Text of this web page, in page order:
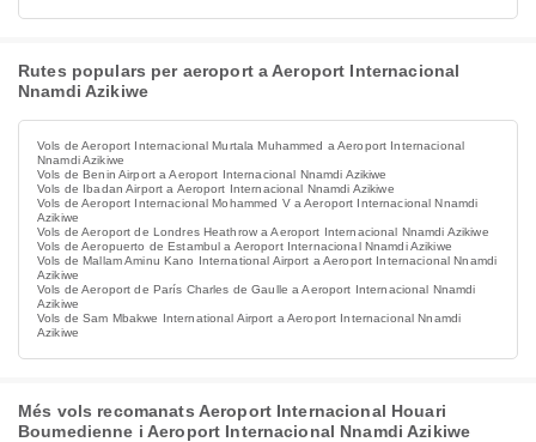
Rutes populars per aeroport a Aeroport Internacional
Nnamdi Azikiwe
Vols de Aeroport Internacional Murtala Muhammed a Aeroport Internacional
Nnamdi Azikiwe
Vols de Benin Airport a Aeroport Internacional Nnamdi Azikiwe
Vols de Ibadan Airport a Aeroport Internacional Nnamdi Azikiwe
Vols de Aeroport Internacional Mohammed V a Aeroport Internacional Nnamdi
Azikiwe
Vols de Aeroport de Londres Heathrow a Aeroport Internacional Nnamdi Azikiwe
Vols de Aeropuerto de Estambul a Aeroport Internacional Nnamdi Azikiwe
Vols de Mallam Aminu Kano International Airport a Aeroport Internacional Nnamdi
Azikiwe
Vols de Aeroport de París Charles de Gaulle a Aeroport Internacional Nnamdi
Azikiwe
Vols de Sam Mbakwe International Airport a Aeroport Internacional Nnamdi
Azikiwe
Més vols recomanats Aeroport Internacional Houari
Boumedienne i Aeroport Internacional Nnamdi Azikiwe